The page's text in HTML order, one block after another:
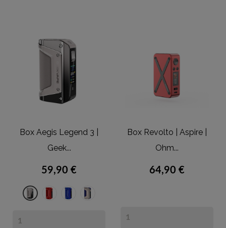
Box Aegis Legend 3 |
Geek...
59,90 €
Dark
Red
Blue
Box Revolto | Aspire |
Ohm...
64,90 €